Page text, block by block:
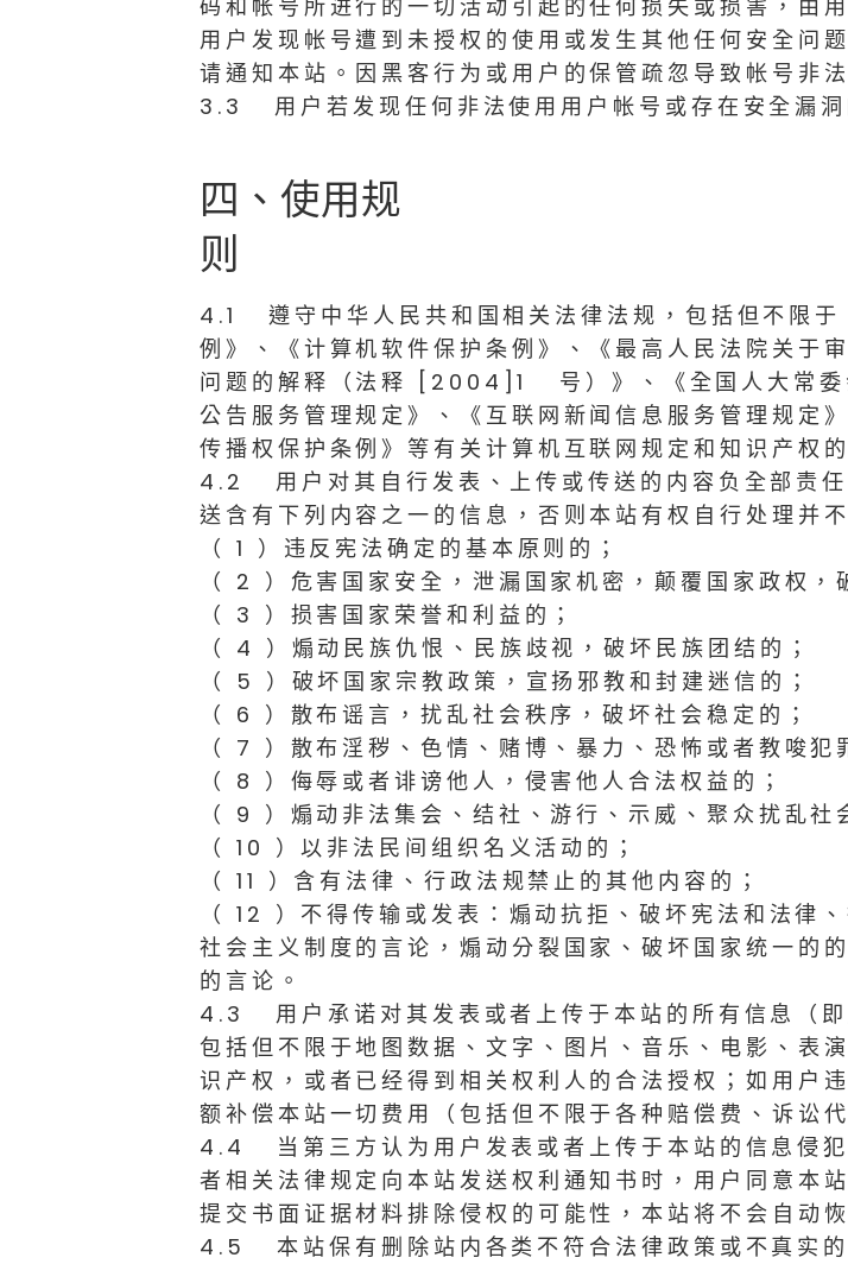
码和帐号所进行的一切活动引起的任何损失或损害，由
用户发现帐号遭到未授权的使用或发生其他任何安全问
请通知本站。因黑客行为或用户的保管疏忽导致帐号非
3.3 用户若发现任何非法使用用户帐号或存在安全漏洞
四、使用规
则
4.1 遵守中华人民共和国相关法律法规，包括但不限于
例》、《计算机软件保护条例》、《最高人民法院关于
问题的解释（法释 [2004]1 号）》、《全国人大常委
公告服务管理规定》、《互联网新闻信息服务管理规定
传播权保护条例》等有关计算机互联网规定和知识产权
4.2 用户对其自行发表、上传或传送的内容负全部责
送含有下列内容之一的信息，否则本站有权自行处理并不
（ 1 ）违反宪法确定的基本原则的；
（ 2 ）危害国家安全，泄漏国家机密，颠覆国家政权，
（ 3 ）损害国家荣誉和利益的；
（ 4 ）煽动民族仇恨、民族歧视，破坏民族团结的；
（ 5 ）破坏国家宗教政策，宣扬邪教和封建迷信的；
（ 6 ）散布谣言，扰乱社会秩序，破坏社会稳定的；
（ 7 ）散布淫秽、色情、赌博、暴力、恐怖或者教唆犯
（ 8 ）侮辱或者诽谤他人，侵害他人合法权益的；
（ 9 ）煽动非法集会、结社、游行、示威、聚众扰乱社
（ 10 ）以非法民间组织名义活动的；
（ 11 ）含有法律、行政法规禁止的其他内容的；
（ 12 ）不得传输或发表：煽动抗拒、破坏宪法和法律
社会主义制度的言论，煽动分裂国家、破坏国家统一的
的言论。
4.3 用户承诺对其发表或者上传于本站的所有信息（即
包括但不限于地图数据、文字、图片、音乐、电影、表
识产权，或者已经得到相关权利人的合法授权；如用户
额补偿本站一切费用（包括但不限于各种赔偿费、诉讼
4.4 当第三方认为用户发表或者上传于本站的信息侵
者相关法律规定向本站发送权利通知书时，用户同意本
提交书面证据材料排除侵权的可能性，本站将不会自动
4.5 本站保有删除站内各类不符合法律政策或不真实